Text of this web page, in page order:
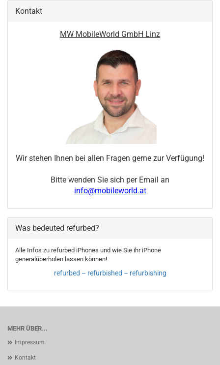
Kontakt
MW MobileWorld GmbH Linz
Wir stehen Ihnen bei allen Fragen gerne zur Verfügung!
Bitte wenden Sie sich per Email an
info@mobileworld.at
Was bedeuted refurbed?
Alle Infos zu refurbed iPhones und wie Sie ihr iPhone
generalüberholen lassen können!
refurbed – refurbished – refurbishing
MEHR ÜBER...
Impressum
Kontakt